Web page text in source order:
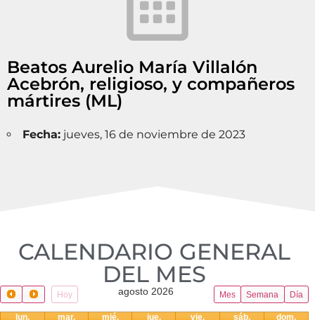
Beatos Aurelio María Villalón
Acebrón, religioso, y compañeros
mártires (ML)
Fecha: jueves, 16 de noviembre de 2023
CALENDARIO GENERAL
DEL MES​
Hoy Mes Semana Día
agosto 2026
lun. mar. mié. jue. vie. sáb.
dom.